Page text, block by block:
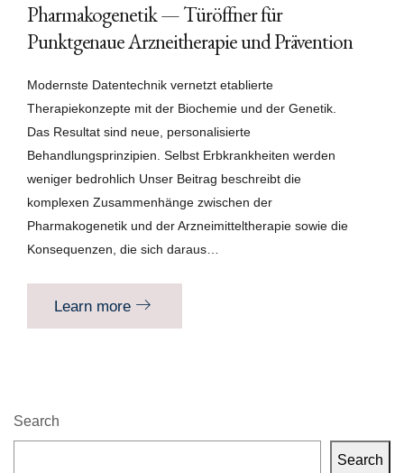
Pharmakogenetik — Türöffner für
Punktgenaue Arzneitherapie und Prävention
Modernste Datentechnik vernetzt etablierte
Therapiekonzepte mit der Biochemie und der Genetik.
Das Resultat sind neue, personalisierte
Behandlungsprinzipien. Selbst Erbkrankheiten werden
weniger bedrohlich Unser Beitrag beschreibt die
komplexen Zusammenhänge zwischen der
Pharmakogenetik und der Arzneimitteltherapie sowie die
Konsequenzen, die sich daraus…
Learn more
Search
Search